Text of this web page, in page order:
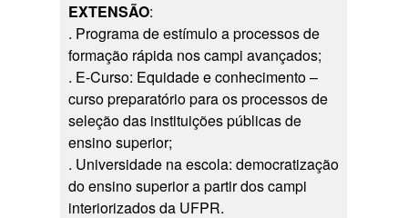
EXTENSÃO:
. Programa de estímulo a processos de
formação rápida nos campi avançados;
. E-Curso: Equidade e conhecimento –
curso preparatório para os processos de
seleção das instituições públicas de
ensino superior;
. Universidade na escola: democratização
do ensino superior a partir dos campi
interiorizados da UFPR.